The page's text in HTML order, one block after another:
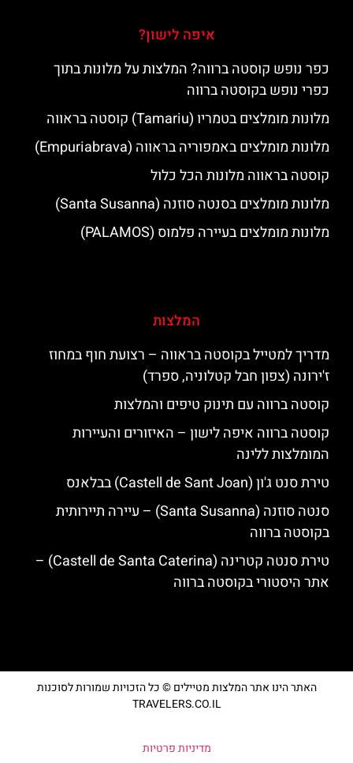
איפה לישון?
כפר נופש קוסטה ברווה? המלצות על מלונות בתוך
כפרי נופש בקוסטה ברווה
מלונות מומלצים בטמריו (Tamariu) קוסטה בראווה
מלונות מומלצים באמפוריה בראווה (Empuriabrava)
קוסטה בראווה מלונות הכל כלול
מלונות מומלצים בסנטה סוזנה (Santa Susanna)
מלונות מומלצים בעיירה פלמוס (PALAMOS)
המלצות
מדריך למטייל בקוסטה בראווה – רצועת חוף במחוז
ז'ירונה (צפון חבל קטלוניה, ספרד)
קוסטה ברווה עם תינוק טיפים והמלצות
קוסטה ברווה איפה לישון – האיזורים והעיירות
המומלצות ללינה
טירת סנט ג'ון (Castell de Sant Joan) בבלאנס
סנטה סוזנה (Santa Susanna) – עיירה תיירותית
בקוסטה ברווה
טירת סנטה קטרינה (Castell de Santa Caterina) –
אתר היסטורי בקוסטה ברווה
האתר הינו אתר המלצות מטיילים © כל הזכויות שמורות לסוכנות
TRAVELERS.CO.IL
מדיניות פרטיות